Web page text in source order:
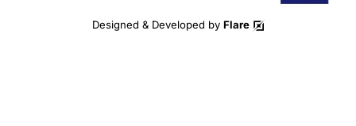
Designed & Developed by Flare